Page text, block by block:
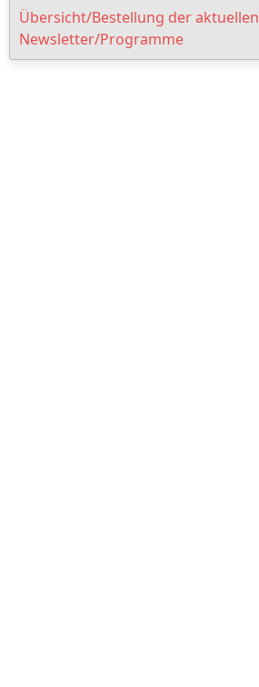
Übersicht/Bestellung der aktuellen
Newsletter/Programme